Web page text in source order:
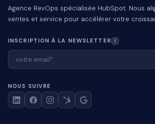
Agence RevOps spécialisée HubSpot. Nous
ventes et service pour accélérer votre
INSCRIPTION À LA NEWSLETTER I
NOUS SUIVRE